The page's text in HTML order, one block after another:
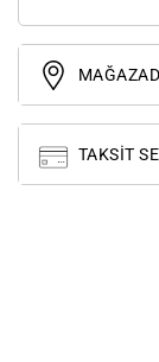
TAKSIT